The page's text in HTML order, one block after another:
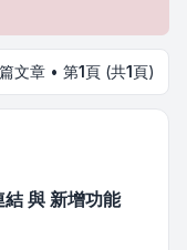
文章 • 第1頁 (共1頁)
與 新增功能